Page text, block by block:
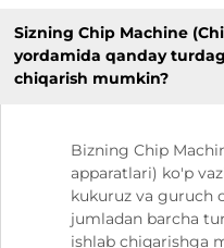
Sizning Chip Machine
yordamida qanday
chiqarish mumkin?
Bizning Chip
apparatlari) ko'p
kukuruz va guruch
jumladan barcha
ishlab chiqarishga